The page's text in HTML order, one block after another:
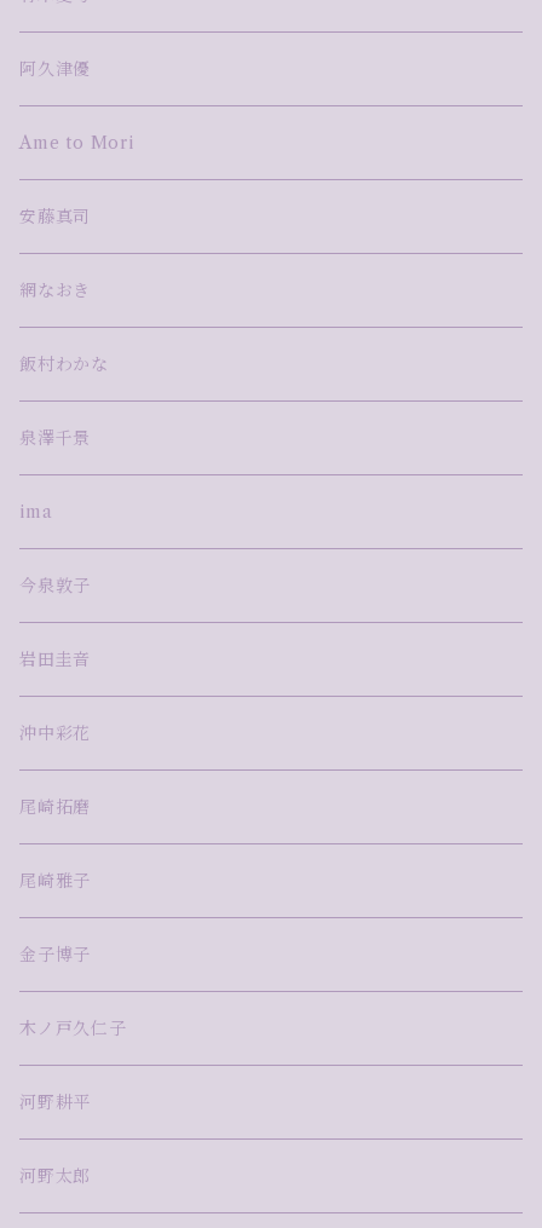
藤田えみ
湯浅明子
TAKU NISHIMURA
鋳金
河野太郎
蓮本南欧
阿久津優
Ame to Mori
安藤真司
網なおき
飯村わかな
泉澤千景
ima
今泉敦子
岩田圭音
沖中彩花
尾崎拓磨
尾崎雅子
金子博子
木ノ戸久仁子
河野耕平
河野太郎